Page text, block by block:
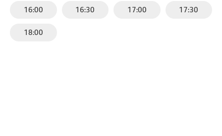
16:00 16:30 17:00 17:30
18:00